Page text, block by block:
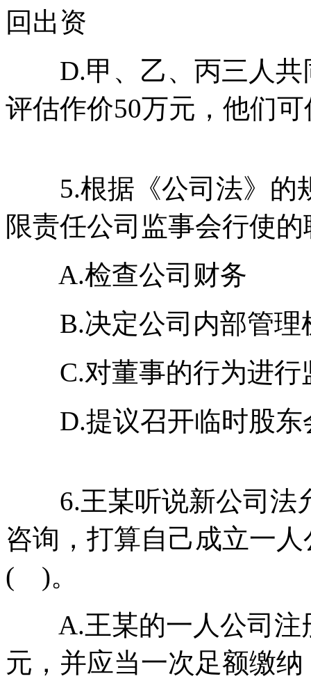
回出资
D.甲、乙、丙三人共
评估作价50万元，他们
5.根据《公司法》的
限责任公司监事会行使
A.检查公司财务
B.决定公司内部管理
C.对董事的行为进行
D.提议召开临时股东
6.王某听说新公司法
咨询，打算自己成立一
( )。
A.王某的一人公司注
元，并应当一次足额缴纳